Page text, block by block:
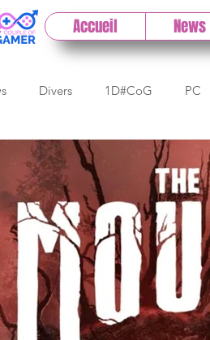
Accueil News
Divers 1D#CoG PC
DLC IOS/Android
1DCoG Test Xbox Test
Balan